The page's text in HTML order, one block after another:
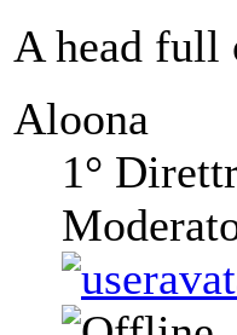
A head full
Aloona
1°